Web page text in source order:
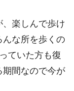
楽しんで歩け
んな所を歩くの
ていた方も復
期間なので今が